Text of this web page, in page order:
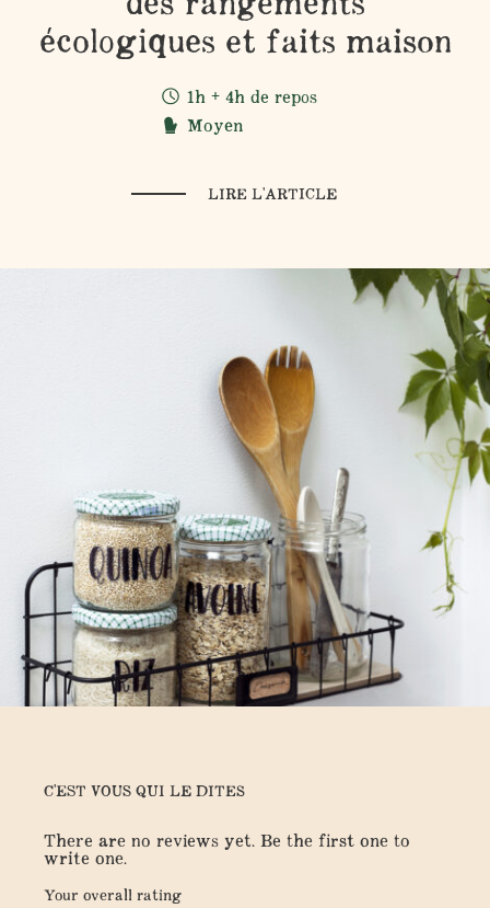
écologiques et faits maison
1h + 4h de repos
Moyen
LIRE L'ARTICLE
C'EST VOUS QUI LE DITES
There are no reviews yet. Be the first one to
write one.
Your overall rating